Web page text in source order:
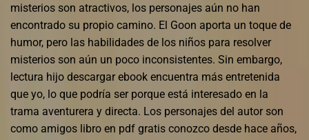
misterios son atractivos, los personajes aún no han
encontrado su propio camino. El Goon aporta un toque de
humor, pero las habilidades de los niños para resolver
misterios son aún un poco inconsistentes. Sin embargo,
lectura hijo descargar ebook encuentra más entretenida
que yo, lo que podría ser porque está interesado en la
trama aventurera y directa. Los personajes del autor son
como amigos libro en pdf gratis conozco desde hace años,